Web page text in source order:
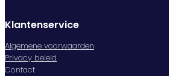
Klantenservice
Algemene voorwaarden
Privacy beleid
Contact